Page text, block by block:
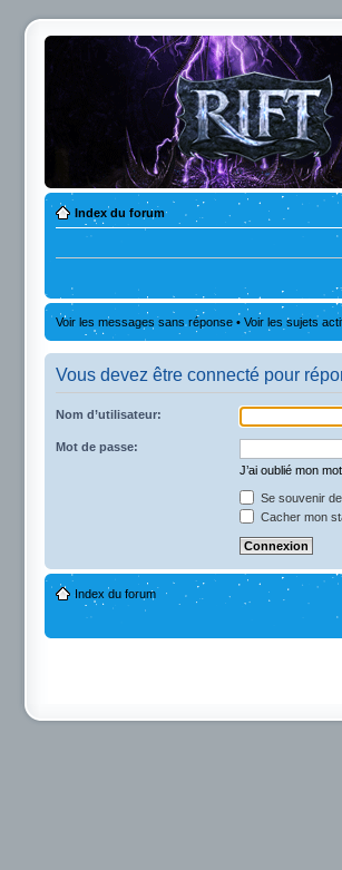
Index du forum
Voir les messages sans réponse • Voir les sujets
Vous devez être connecté pour
Nom d’utilisateur:
Mot de passe:
J’ai oublié mon
Se souvenir
Cacher mon
Index du forum